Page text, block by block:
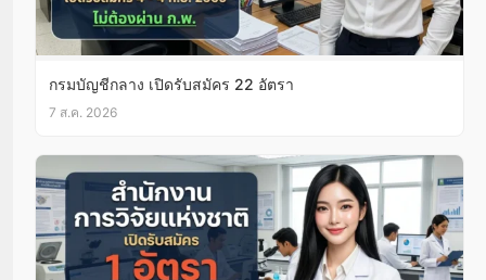
กรมบัญชีกลาง เปิดรับสมัคร 22 อัตรา
7 ส.ค. 2026